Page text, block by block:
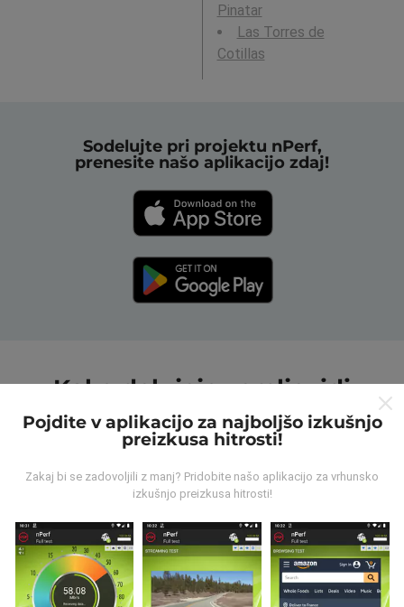
Pinatar
Las Torres de
Cotillas
Sodelujte pri projektu nPerf,
prenesite našo aplikacijo zdaj!
Kako delujejo zemljevidi
nPerf?
Od kod prihajajo podatki?
Podatki se zbirajo iz testov, ki jih izvajajo uporabniki
aplikacije nPerf. To so testi, ki se izvajajo v realnih
Pojdite v aplikacijo za najboljšo izkušnjo
preizkusa hitrosti!
Zakaj bi se zadovoljili z manj? Pridobite našo aplikacijo za vrhunsko
izkušnjo preizkusa hitrosti!